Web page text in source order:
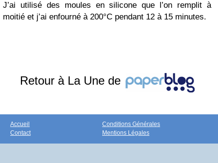
J’ai utilisé des moules en silicone que l’on remplit à
moitié et j’ai enfourné à 200°C pendant 12 à 15 minutes.
Retour à La Une de
Accueil
Contact
Conditions Générales
Mentions Légales